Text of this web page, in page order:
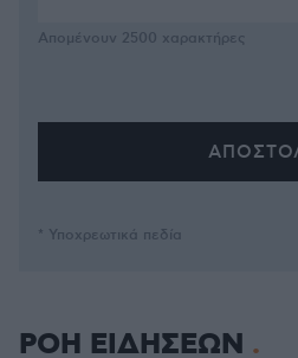
Απομένουν 2500 χαρακτήρες
* Υποχρεωτικά πεδία
ΡΟΗ ΕΙΔΗΣΕΩΝ